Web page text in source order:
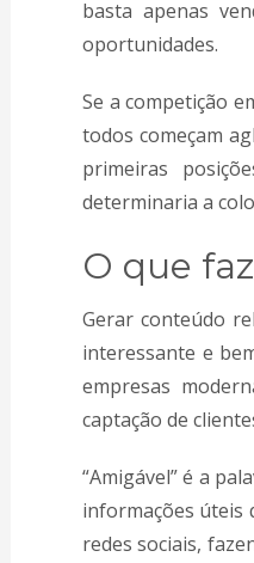
basta apenas
oportunidades.
Se a competição
todos começam
primeiras
determinaria a
O que
Gerar conteúdo
interessante e
empresas
captação de
“Amigável” é a
informações úteis
redes sociais,